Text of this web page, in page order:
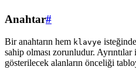
Anahtar#
Bir anahtarın hem klavye
sahip olması zorunludur. Ayrıntılar
gösterilecek alanların önceliği